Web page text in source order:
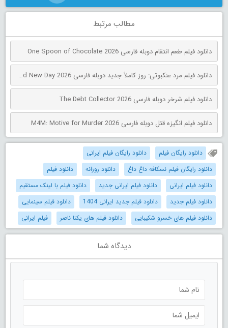
مطالب مرتبط
دانلود فیلم طعم انتقام دوبله فارسی One Spoon of Chocolate 2026
دانلود فیلم مرد عنکبوتی: روز کاملاً جدید دوبله فارسی Spider-Man: Brand New Day 2026
دانلود فیلم شرخر دوبله فارسی The Debt Collector 2026
دانلود فیلم انگیزه قتل دوبله فارسی M4M: Motive for Murder 2026
دانلود رایگان فیلم
دانلود رایگان فیلم ایرانی
دانلود رایگان فیلم نسکافه داغ داغ
دانلود روزانه
دانلود فیلم
دانلود فیلم ایرانی
دانلود فیلم ایرانی جدید
دانلود فیلم با لینک مستقیم
دانلود فیلم جدید
دانلود فیلم جدید ایرانی 1404
دانلود فیلم سینمایی
دانلود فیلم های خسرو شکیبایی
دانلود فیلم های یکتا ناصر فیلم ایرانی
دیدگاه شما